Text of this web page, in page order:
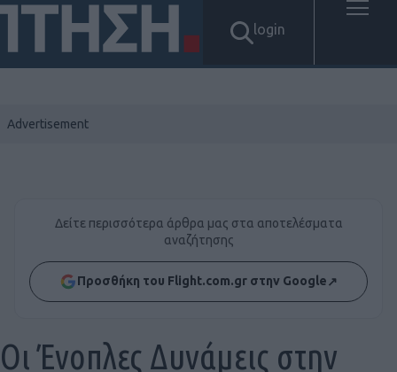
login
Δείτε περισσότερα άρθρα μας στα αποτελέσματα
αναζήτησης
Προσθήκη του Flight.com.gr στην Google↗
Οι Ένοπλες Δυνάμεις στην